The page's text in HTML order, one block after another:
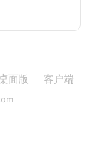
面版 客户端